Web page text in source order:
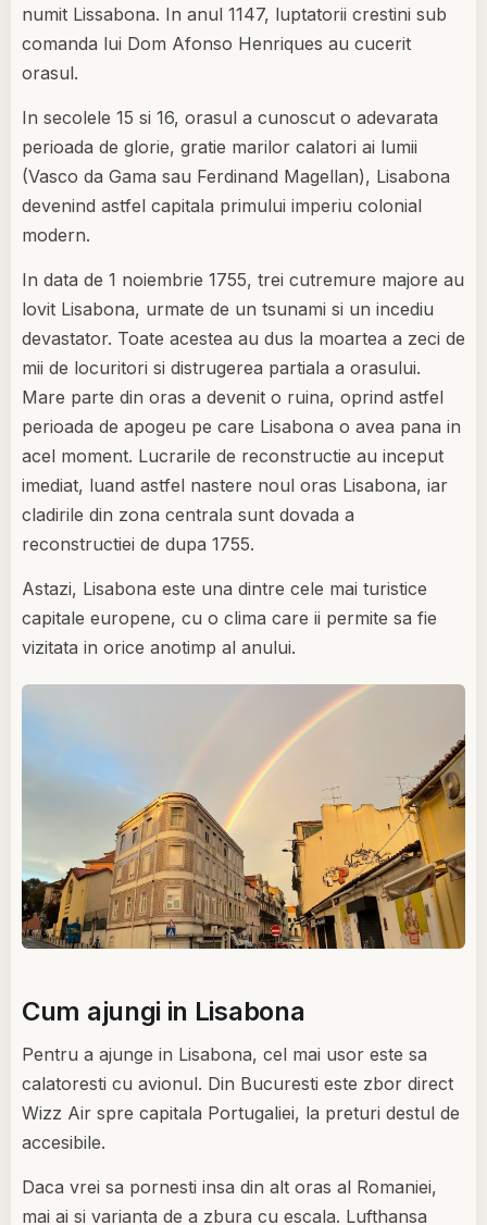
numit Lissabona. In anul 1147, luptatorii crestini sub
comanda lui Dom Afonso Henriques au cucerit
orasul.
In secolele 15 si 16, orasul a cunoscut o adevarata
perioada de glorie, gratie marilor calatori ai lumii
(Vasco da Gama sau Ferdinand Magellan), Lisabona
devenind astfel capitala primului imperiu colonial
modern.
In data de 1 noiembrie 1755, trei cutremure majore au
lovit Lisabona, urmate de un tsunami si un incediu
devastator. Toate acestea au dus la moartea a zeci de
mii de locuritori si distrugerea partiala a orasului.
Mare parte din oras a devenit o ruina, oprind astfel
perioada de apogeu pe care Lisabona o avea pana in
acel moment. Lucrarile de reconstructie au inceput
imediat, luand astfel nastere noul oras Lisabona, iar
cladirile din zona centrala sunt dovada a
reconstructiei de dupa 1755.
Astazi, Lisabona este una dintre cele mai turistice
capitale europene, cu o clima care ii permite sa fie
vizitata in orice anotimp al anului.
Cum ajungi in Lisabona
Pentru a ajunge in Lisabona, cel mai usor este sa
calatoresti cu avionul. Din Bucuresti este zbor direct
Wizz Air spre capitala Portugaliei, la preturi destul de
accesibile.
Daca vrei sa pornesti insa din alt oras al Romaniei,
mai ai si varianta de a zbura cu escala. Lufthansa